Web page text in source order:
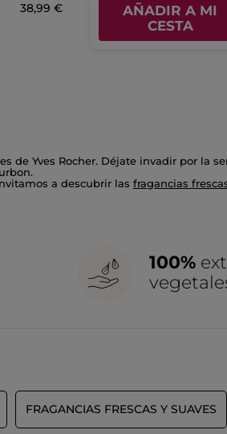
38,99 €
AÑADIR A MI
CESTA
de Yves Rocher. Déjate invadir por la
a descubrir las fragancias
100%
FRAGANCIAS FRESCAS Y SUAVES